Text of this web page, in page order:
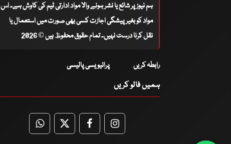
ہم نیوز پر شائع یا نشر ہونے والا مواد ادارتی ٹیم کی کاوش ہے۔ اس
مواد کو بغیر پیشگی اجازت کسی بھی صورت میں استعمال یا
نقل کرنا درست نہیں۔ تمام حقوق محفوظ ہیں © 2026
رابطہ کریں پرائیویسی پالیسی
ہمیں فالو کریں
WhatsApp
TwitterFacebookFacebook